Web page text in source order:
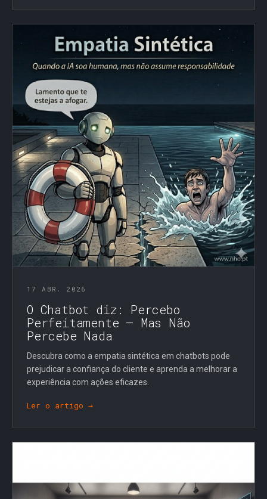
17 ABR. 2026
O Chatbot diz: Percebo
Perfeitamente — Mas Não
Percebe Nada
Descubra como a empatia sintética em chatbots pode
prejudicar a confiança do cliente e aprenda a melhorar a
experiência com ações eficazes.
Ler o artigo →